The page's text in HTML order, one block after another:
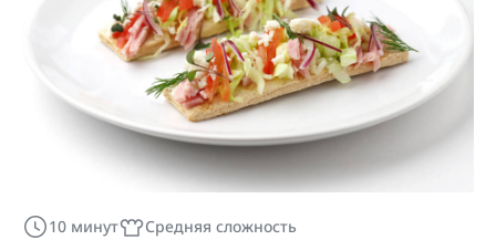
10 минут Средняя сложность